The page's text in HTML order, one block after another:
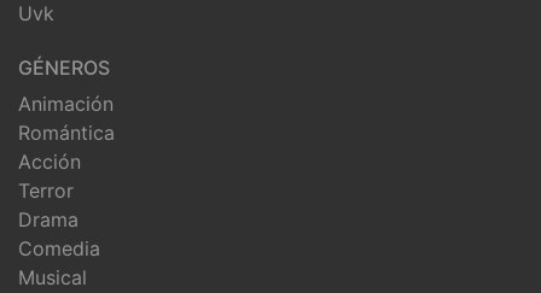
Uvk
GÉNEROS
Animación
Romántica
Acción
Terror
Drama
Comedia
Musical